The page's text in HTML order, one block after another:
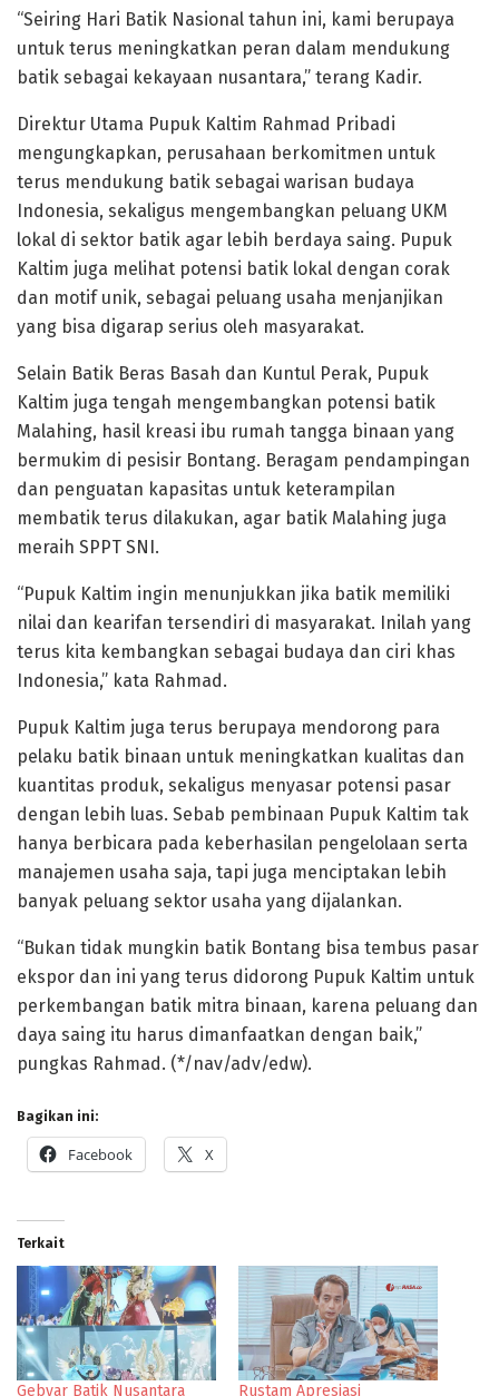
“Seiring Hari Batik Nasional tahun ini, kami berupaya
untuk terus meningkatkan peran dalam mendukung
batik sebagai kekayaan nusantara,” terang Kadir.
Direktur Utama Pupuk Kaltim Rahmad Pribadi
mengungkapkan, perusahaan berkomitmen untuk
terus mendukung batik sebagai warisan budaya
Indonesia, sekaligus mengembangkan peluang UKM
lokal di sektor batik agar lebih berdaya saing. Pupuk
Kaltim juga melihat potensi batik lokal dengan corak
dan motif unik, sebagai peluang usaha menjanjikan
yang bisa digarap serius oleh masyarakat.
Selain Batik Beras Basah dan Kuntul Perak, Pupuk
Kaltim juga tengah mengembangkan potensi batik
Malahing, hasil kreasi ibu rumah tangga binaan yang
bermukim di pesisir Bontang. Beragam pendampingan
dan penguatan kapasitas untuk keterampilan
membatik terus dilakukan, agar batik Malahing juga
meraih SPPT SNI.
“Pupuk Kaltim ingin menunjukkan jika batik memiliki
nilai dan kearifan tersendiri di masyarakat. Inilah yang
terus kita kembangkan sebagai budaya dan ciri khas
Indonesia,” kata Rahmad.
Pupuk Kaltim juga terus berupaya mendorong para
pelaku batik binaan untuk meningkatkan kualitas dan
kuantitas produk, sekaligus menyasar potensi pasar
dengan lebih luas. Sebab pembinaan Pupuk Kaltim tak
hanya berbicara pada keberhasilan pengelolaan serta
manajemen usaha saja, tapi juga menciptakan lebih
banyak peluang sektor usaha yang dijalankan.
“Bukan tidak mungkin batik Bontang bisa tembus pasar
ekspor dan ini yang terus didorong Pupuk Kaltim untuk
perkembangan batik mitra binaan, karena peluang dan
daya saing itu harus dimanfaatkan dengan baik,”
pungkas Rahmad. (*/nav/adv/edw).
Bagikan ini:
Facebook X
Terkait
Gebyar Batik Nusantara
Rustam Apresiasi